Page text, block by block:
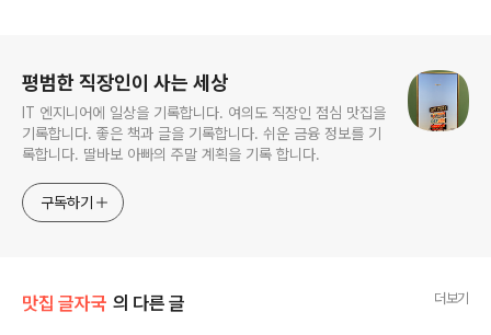
평범한 직장인이 사는 세상
IT 엔지니어에 일상을 기록합니다. 여의도 직장인 점심 맛집을
기록합니다. 좋은 책과 글을 기록합니다. 쉬운 금융 정보를 기
록합니다. 딸바보 아빠의 주말 계획을 기록 합니다.
구독하기
맛집 글자국 의 다른 글 더보기